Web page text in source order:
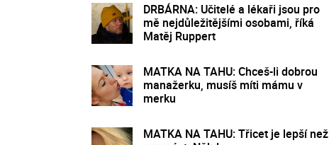
DRBÁRNA: Učitelé a lékaři jsou pro
mě nejdůležitějšími osobami, říká
Matěj Ruppert
MATKA NA TAHU: Chceš-li dobrou
manažerku, musíš míti mámu v
merku
MATKA NA TAHU: Třicet je lepší než